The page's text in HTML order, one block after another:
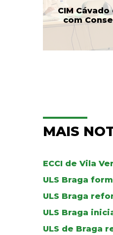
CIM
com
MAIS
ECCI de Vila
ULS Braga
ULS Braga
ULS Braga
ULS de Braga